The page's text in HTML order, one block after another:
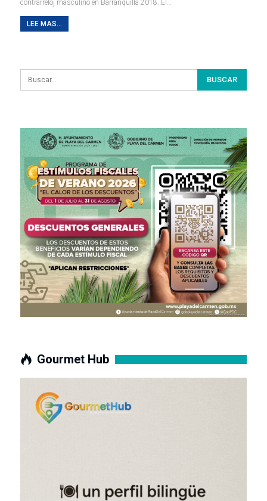
contrarreloj masculino en Barranquilla 2018. El…
LEE MAS...
Gourmet Hub